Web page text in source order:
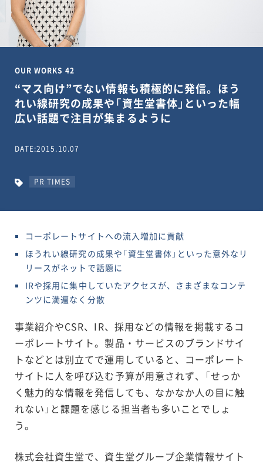
OUR WORKS 42
“マス向け”でない情報も積極的に発信。ほう
れい線研究の成果や「資生堂書体」といった幅
広い話題で注目が集まるように
DATE:2015.10.07
PR TIMES
コーポレートサイトへの流入増加に貢献
ほうれい線研究の成果や「資生堂書体」といった意外なリ
リースがネットで話題に
IRや採用に集中していたアクセスが、さまざまなコンテ
ンツに満遍なく分散
事業紹介やCSR、IR、採用などの情報を掲載するコ
ーポレートサイト。製品・サービスのブランドサイ
トなどとは別立てで運用していると、コーポレート
サイトに人を呼び込む予算が用意されず、「せっか
く魅力的な情報を発信しても、なかなか人の目に触
れない」と課題を感じる担当者も多いことでしょ
う。
株式会社資生堂で、資生堂グループ企業情報サイト